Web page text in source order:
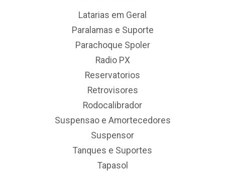
Latarias em Geral
Paralamas e Suporte
Parachoque Spoler
Radio PX
Reservatorios
Retrovisores
Rodocalibrador
Suspensao e Amortecedores
Suspensor
Tanques e Suportes
Tapasol